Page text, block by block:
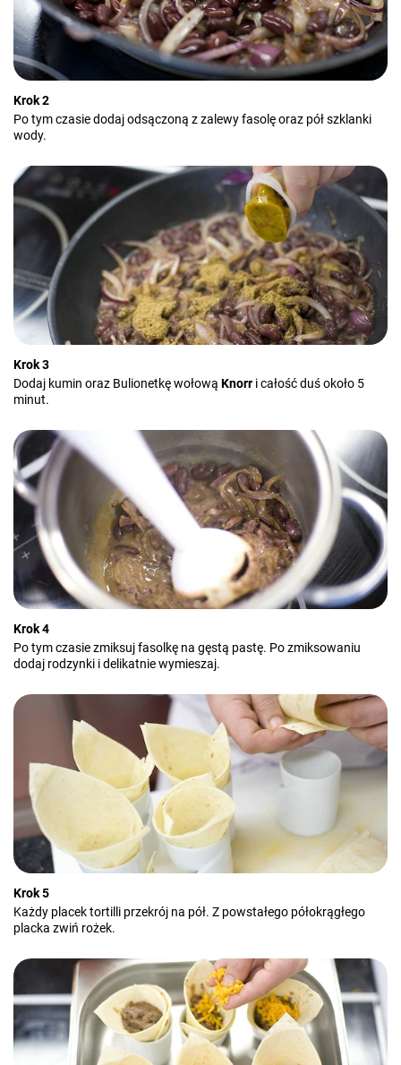
Krok 2
Po tym czasie dodaj odsączoną z zalewy fasolę oraz pół szklanki
wody.
Krok 3
Dodaj kumin oraz Bulionetkę wołową Knorr i całość duś około 5
minut.
Krok 4
Po tym czasie zmiksuj fasolkę na gęstą pastę. Po zmiksowaniu
dodaj rodzynki i delikatnie wymieszaj.
Krok 5
Każdy placek tortilli przekrój na pół. Z powstałego półokrągłego
placka zwiń rożek.